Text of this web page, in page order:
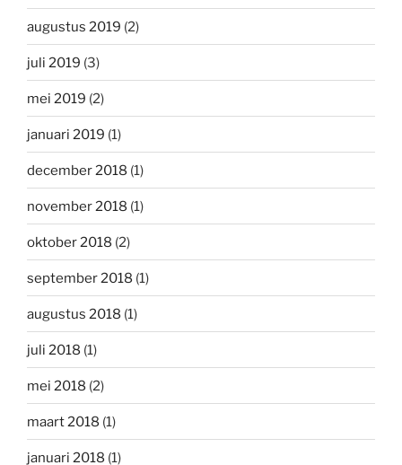
augustus 2019 (2)
juli 2019 (3)
mei 2019 (2)
januari 2019 (1)
december 2018 (1)
november 2018 (1)
oktober 2018 (2)
september 2018 (1)
augustus 2018 (1)
juli 2018 (1)
mei 2018 (2)
maart 2018 (1)
januari 2018 (1)